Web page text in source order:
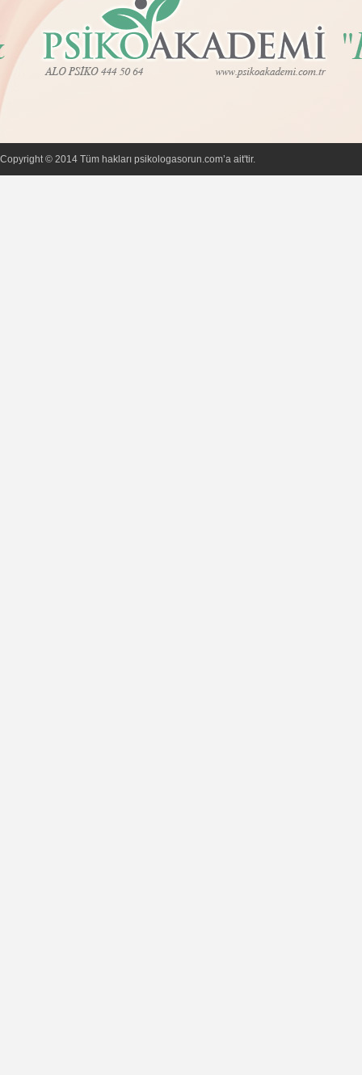
Copyright © 2014 Tüm hakları psikologasorun.com’a ait'tir.